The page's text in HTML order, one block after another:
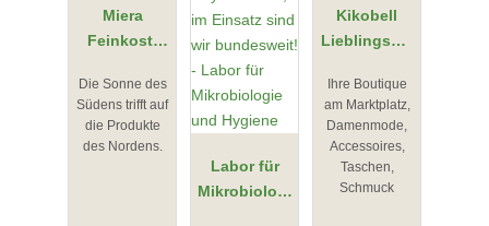
Miera
Feinkost,
& Wein
Die Sonne des
Südens trifft auf
die Produkte
des Nordens.
Labor für
Mikrobiologi
Kikobell
Lieblingsmo
Trebbin
Ihre Boutique
am Marktplatz,
Damenmode,
Accessoires,
Taschen,
Schmuck